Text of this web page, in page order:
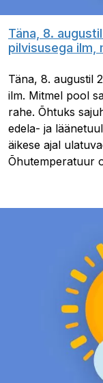
Täna, 8.
pilvisusega ilm,
Täna, 8. augustil
ilm. Mitmel pool
rahe. Õhtuks
edela- ja
äikese ajal
Õhutemperatuur